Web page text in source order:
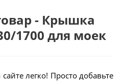
- Крышка
1700 для моек
легко! Просто добавьте